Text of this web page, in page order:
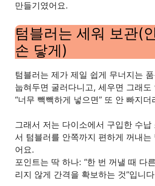
만들기였어요.
텀블러는 세워 보관(
손 닿게)
텀블러는 제가 제일 쉽게 무너지는
눕혀두면 굴러다니고, 세우면 그래도
“너무 빽빽하게 넣으면” 또 안 빠지더
그래서 저는 다이소에서 구입한 수납
서 텀블러를 안쪽까지 편하게 꺼내는
어요.
포인트는 딱 하나: “한 번 꺼낼 때 다
리지 않게 간격을 확보하는 것”입니